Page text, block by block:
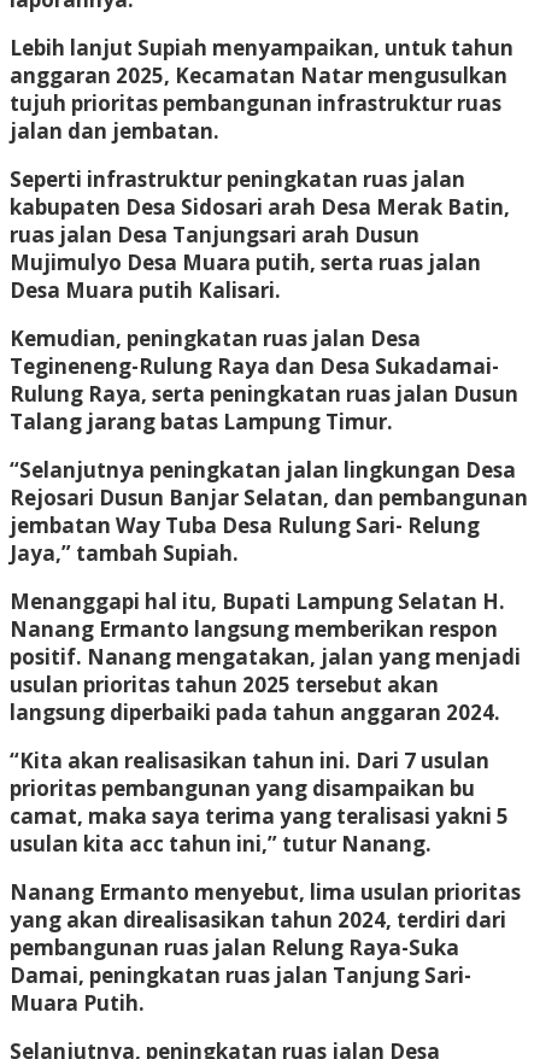
Lebih lanjut Supiah menyampaikan, untuk tahun
anggaran 2025, Kecamatan Natar mengusulkan
tujuh prioritas pembangunan infrastruktur ruas
jalan dan jembatan.
Seperti infrastruktur peningkatan ruas jalan
kabupaten Desa Sidosari arah Desa Merak Batin,
ruas jalan Desa Tanjungsari arah Dusun
Mujimulyo Desa Muara putih, serta ruas jalan
Desa Muara putih Kalisari.
Kemudian, peningkatan ruas jalan Desa
Tegineneng-Rulung Raya dan Desa Sukadamai-
Rulung Raya, serta peningkatan ruas jalan Dusun
Talang jarang batas Lampung Timur.
“Selanjutnya peningkatan jalan lingkungan Desa
Rejosari Dusun Banjar Selatan, dan pembangunan
jembatan Way Tuba Desa Rulung Sari- Relung
Jaya,” tambah Supiah.
Menanggapi hal itu, Bupati Lampung Selatan H.
Nanang Ermanto langsung memberikan respon
positif. Nanang mengatakan, jalan yang menjadi
usulan prioritas tahun 2025 tersebut akan
langsung diperbaiki pada tahun anggaran 2024.
“Kita akan realisasikan tahun ini. Dari 7 usulan
prioritas pembangunan yang disampaikan bu
camat, maka saya terima yang teralisasi yakni 5
usulan kita acc tahun ini,” tutur Nanang.
Nanang Ermanto menyebut, lima usulan prioritas
yang akan direalisasikan tahun 2024, terdiri dari
pembangunan ruas jalan Relung Raya-Suka
Damai, peningkatan ruas jalan Tanjung Sari-
Muara Putih.
Selanjutnya, peningkatan ruas jalan Desa